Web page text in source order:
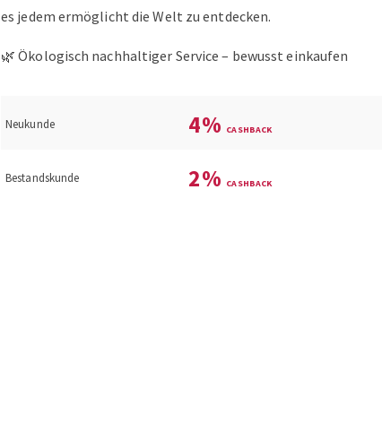
es jedem ermöglicht die Welt zu entdecken.
🌿 Ökologisch nachhaltiger Service – bewusst einkaufen
Neukunde 4%
Bestandskunde 2%